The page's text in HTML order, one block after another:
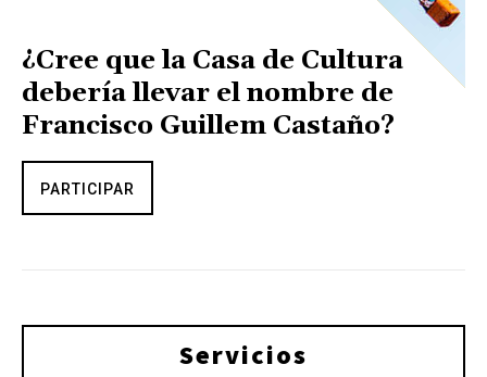
¿Cree que la Casa de Cultura
debería llevar el nombre de
Francisco Guillem Castaño?
PARTICIPAR
Servicios